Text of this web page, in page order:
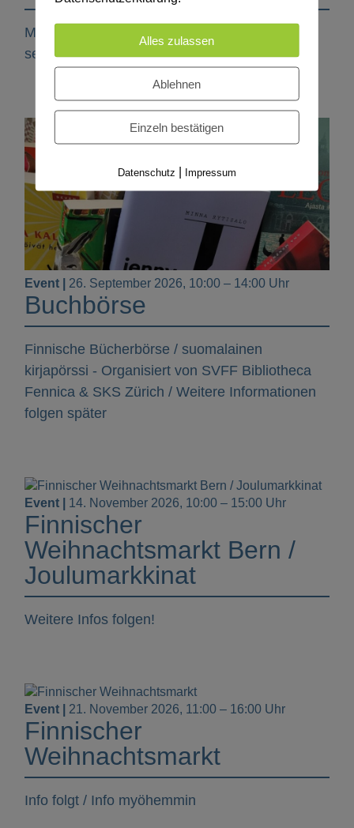
Mölkky Schweizermeisterschaft 2026 – Wir
sehen uns in Herblingen!
Event | 26. September 2026, 10:00 – 14:00 Uhr
Buchbörse
Finnische Bücherbörse / suomalainen
kirjapörssi - Organisiert von SVFF Bibliotheca
Fennica & SKS Zürich / Weitere Informationen
folgen später
Event | 14. November 2026, 10:00 – 15:00 Uhr
Finnischer
Weihnachtsmarkt Bern /
Joulumarkkinat
Weitere Infos folgen!
Event | 21. November 2026, 11:00 – 16:00 Uhr
Finnischer
Weihnachtsmarkt
Info folgt / Info myöhemmin
Alles zulassen
Ablehnen
Einzeln bestätigen
Datenschutz Impressum